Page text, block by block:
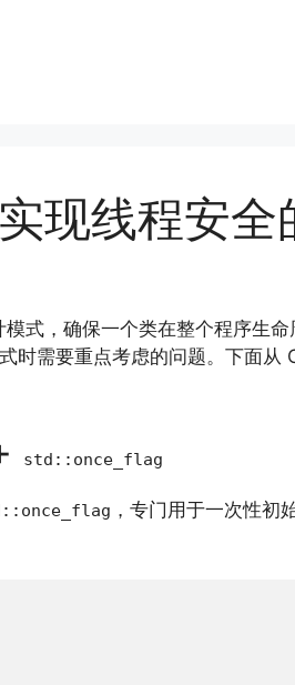
现线程安全
式，确保一个类在整个程序生
时需要重点考虑的问题。下面
std::once_flag
，专门用于一次性初